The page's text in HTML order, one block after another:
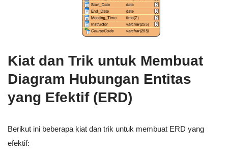
Kiat dan Trik untuk Membuat
Diagram Hubungan Entitas
yang Efektif (ERD)
Berikut ini beberapa kiat dan trik untuk membuat ERD yang
efektif: